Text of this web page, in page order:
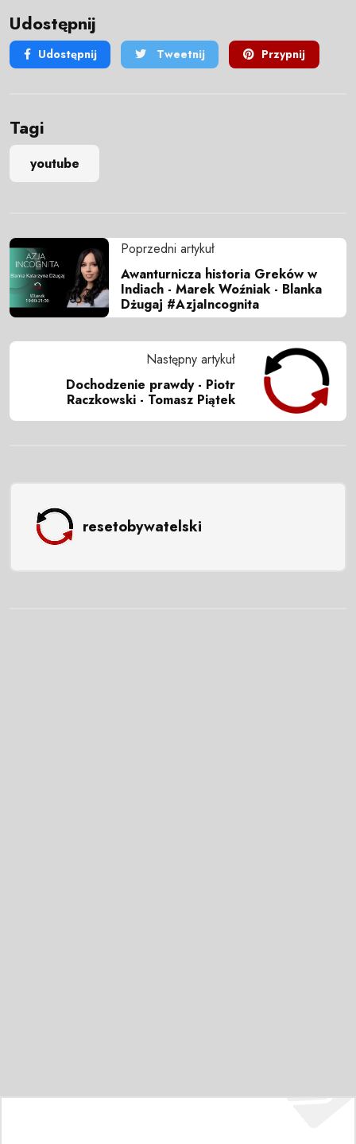
Udostępnij
Udostępnij Tweetnij Przypnij
Tagi
youtube
Poprzedni artykuł
Awanturnicza historia Greków w
Indiach - Marek Woźniak - Blanka
Dżugaj #AzjaIncognita
Następny artykuł
Dochodzenie prawdy - Piotr
Raczkowski - Tomasz Piątek
resetobywatelski